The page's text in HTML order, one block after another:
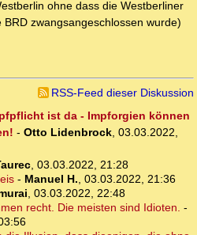
ohne dass die Westberliner
zwangsangeschlossen wurde)
RSS-Feed dieser Diskussion
ist da - Impforgien können
- Otto Lidenbrock, 03.03.2022,
, 03.03.2022, 21:28
- Manuel H., 03.03.2022, 21:36
, 03.03.2022, 22:48
recht. Die meisten sind Idioten. -